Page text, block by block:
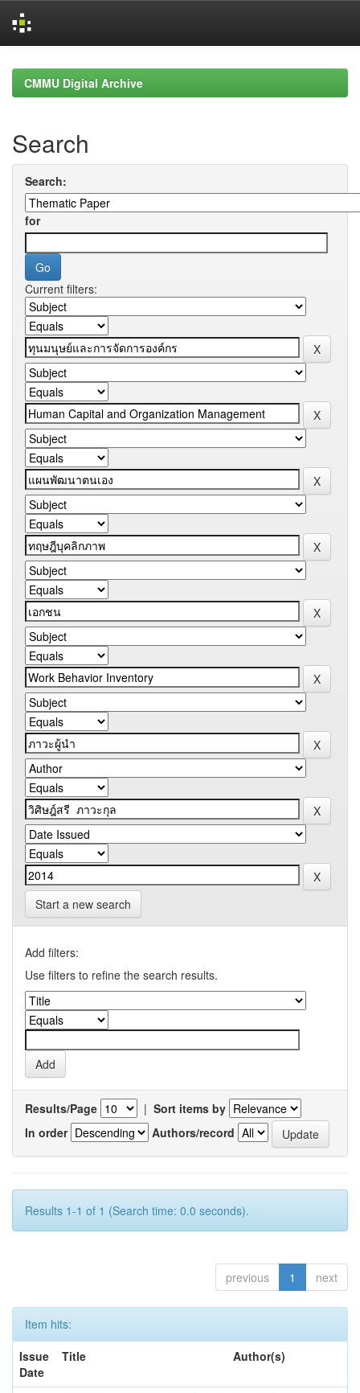
navigationCMMU Digital Archive
Search
Search:
for
Current filters:
Start a new search
Add filters:
Use filters to refine the search results.
Results/Page | Sort items by
In order
Authors/record
Results 1-1 of 1 (Search time: 0.0 seconds).
previous 1 next
Item hits:
Issue
Date
Title Author(s)